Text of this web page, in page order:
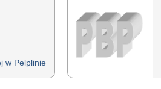
w Pelplinie